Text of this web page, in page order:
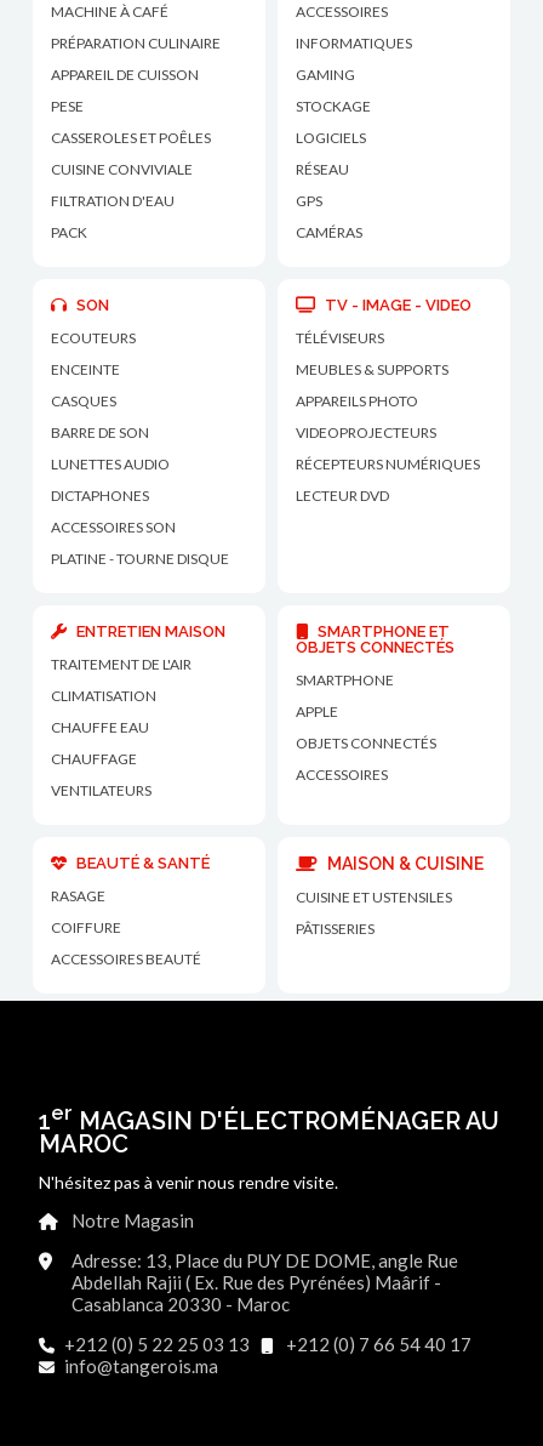
MACHINE À CAFÉ
PRÉPARATION CULINAIRE
APPAREIL DE CUISSON
PESE
CASSEROLES ET POÊLES
CUISINE CONVIVIALE
FILTRATION D'EAU
PACK
ACCESSOIRES
INFORMATIQUES
GAMING
STOCKAGE
LOGICIELS
RÉSEAU
GPS
CAMÉRAS
SON
ECOUTEURS
ENCEINTE
CASQUES
BARRE DE SON
LUNETTES AUDIO
DICTAPHONES
ACCESSOIRES SON
PLATINE - TOURNE DISQUE
TV - IMAGE - VIDEO
TÉLÉVISEURS
MEUBLES & SUPPORTS
APPAREILS PHOTO
VIDEOPROJECTEURS
RÉCEPTEURS NUMÉRIQUES
LECTEUR DVD
ENTRETIEN MAISON
TRAITEMENT DE L'AIR
CLIMATISATION
CHAUFFE EAU
CHAUFFAGE
VENTILATEURS
SMARTPHONE ET
OBJETS CONNECTÉS
SMARTPHONE
APPLE
OBJETS CONNECTÉS
ACCESSOIRES
BEAUTÉ & SANTÉ
RASAGE
COIFFURE
ACCESSOIRES BEAUTÉ
MAISON & CUISINE
CUISINE ET USTENSILES
PÂTISSERIES
1er MAGASIN D'ÉLECTROMÉNAGER AU
MAROC
N'hésitez pas à venir nous rendre visite.
Notre Magasin
Adresse: 13, Place du PUY DE DOME, angle Rue
Abdellah Rajii ( Ex. Rue des Pyrénées) Maârif -
Casablanca 20330 - Maroc
+212 (0) 5 22 25 03 13
+212 (0) 7 66 54 40 17
info@tangerois.ma